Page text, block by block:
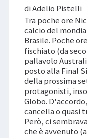
di Adelio Pistelli
Tra poche ore
calcio del
Brasile. Poche
fischiato (da
pallavolo
posto alla Final
della prossima
protagonisti,
Globo.
cancella o quasi
Però, ci
che è avvenuto